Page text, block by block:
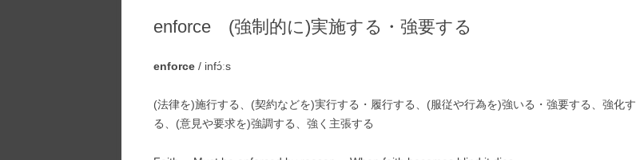
enforce (強制的に)実施する・強要する
enforce / infɔ́ːs
(法律を)施行する、(契約などを)実行する・履行する、(服従や行為を)強いる・強要する、強化す
る、(意見や要求を)強調する、強く主張する